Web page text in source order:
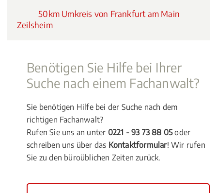
50km Umkreis von Frankfurt am Main
Zeilsheim
Benötigen Sie Hilfe bei Ihrer
Suche nach einem Fachanwalt?
Sie benötigen Hilfe bei der Suche nach dem
richtigen Fachanwalt?
Rufen Sie uns an unter 0221 - 93 73 88 05oder
schreiben uns über das Kontaktformular! Wir rufen
Sie zu den büroüblichen Zeiten zurück.